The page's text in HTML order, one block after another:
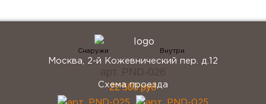
22 500 руб
Москва, 2-й Кожевнический пер. д.12
Схема проезда